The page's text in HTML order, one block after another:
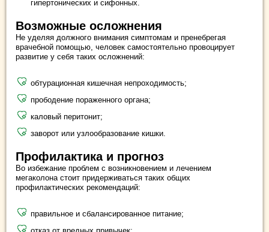
гипертонических и сифонных.
Возможные осложнения
Не уделяя должного внимания симптомам и пренебрегая
врачебной помощью, человек самостоятельно провоцирует
развитие у себя таких осложнений:
обтурационная кишечная непроходимость;
прободение пораженного органа;
каловый перитонит;
заворот или узлообразование кишки.
Профилактика и прогноз
Во избежание проблем с возникновением и лечением
мегаколона стоит придерживаться таких общих
профилактических рекомендаций:
правильное и сбалансированное питание;